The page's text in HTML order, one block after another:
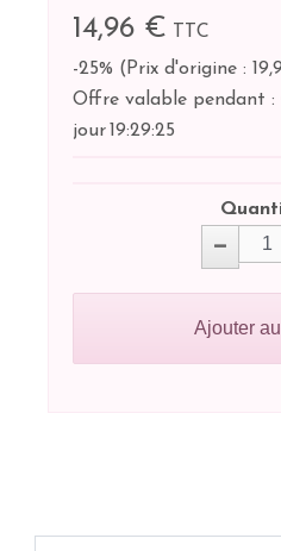
14,96 €
TTC
-25% ( Prix d'origine :
Offre valable pendant :
jour 19:29:25
Ajouter